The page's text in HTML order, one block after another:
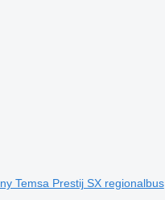
ny Temsa Prestij SX regionalbus